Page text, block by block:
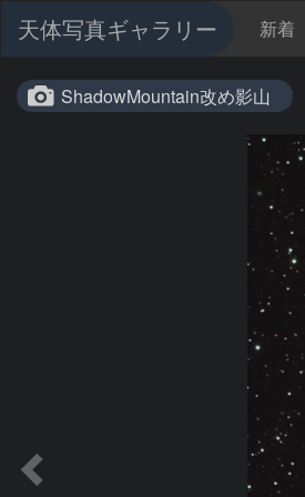
天体写真ギャラリー 新着
ShadowMountain改め影山